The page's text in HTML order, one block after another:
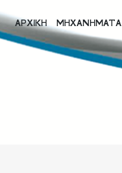
ΑΡΧΙΚΗ ΜΗΧΑΝΗΜΑΤΑ